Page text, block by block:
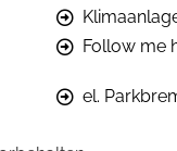
Follow me
el.